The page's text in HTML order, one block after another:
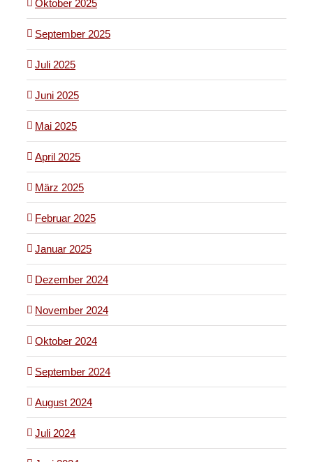
Oktober 2025
September 2025
Juli 2025
Juni 2025
Mai 2025
April 2025
März 2025
Februar 2025
Januar 2025
Dezember 2024
November 2024
Oktober 2024
September 2024
August 2024
Juli 2024